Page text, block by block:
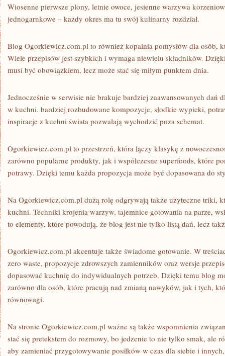
Wiosenne pierwsze plony, letnie owoce, jesienne warzywa
jednogarnkowe – każdy okres ma tu swój kulinarny rozdział.
Blog Ogorkiewicz.com.pl to również kopalnia pomysłów dla osób,
Wiele przepisów jest szybkich i wymaga niewielu składników.
musi być obowiązkiem, lecz może stać się miłym punktem dnia.
Jednocześnie w serwisie nie brakuje bardziej zaawansowanych dań
w kuchni. bardziej rozbudowane kompozycje, słodkie wypieki,
inspiracje z kuchni świata pozwalają wychodzić poza schemat.
Ogorkiewicz.com.pl to przestrzeń, która łączy klasykę z
zarówno popularne produkty, jak i współczesne superfoods, które
potrawy. Dzięki temu każda propozycja może być dopasowana do
Na Ogorkiewicz.com.pl dużą rolę odgrywają także użyteczne triki,
kuchni. Techniki krojenia warzyw, tajemnice gotowania na parze,
to elementy, które powodują, że blog jest nie tylko listą dań, lecz
Ogorkiewicz.com.pl akcentuje także świadome gotowanie. W
zero waste, propozycje zdrowszych zamienników oraz wersje
dopasować kuchnię do indywidualnych potrzeb. Dzięki temu blog
zarówno dla osób, które pracują nad zmianą nawyków, jak i tych,
równowagi.
Na stronie Ogorkiewicz.com.pl ważne są także wspomnienia
stać się pretekstem do rozmowy, bo jedzenie to nie tylko smak, ale
aby zamieniać przygotowywanie posiłków w czas dla siebie i